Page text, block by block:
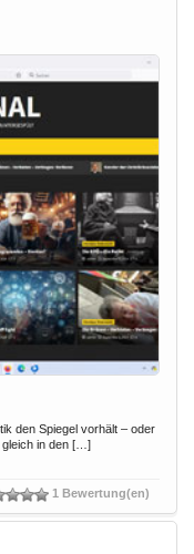
den Spiegel vorhält – oder
gleich in den […]
1 Bewertung(en)